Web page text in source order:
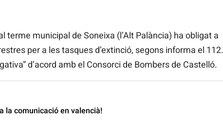
municipal de Soneixa (l’Alt Palància) ha obligat a
per a les tasques d’extinció, segons informa el 112.
d’acord amb el Consorci de Bombers de Castelló.
la comunicació en valencià!